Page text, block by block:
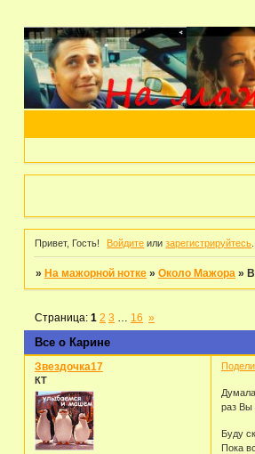
Привет, Гость! Войдите илизарегистрируйтесь
» На мажорной нотке » Около Мажора »
Все о Карине
Страница: 1 2 3 … 16 »
Звездочка17
КТ
раз Вы
Буду
Пока